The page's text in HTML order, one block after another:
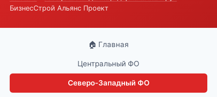
БизнесСтрой Альянс Проект
🏠 Главная
Центральный ФО
Северо-Западный ФО